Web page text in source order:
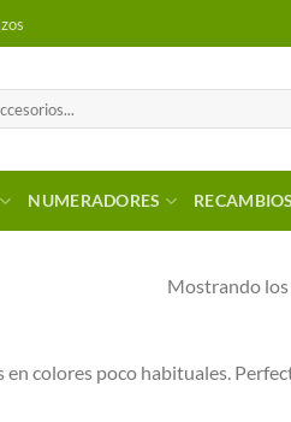
NUMERADORES RECAMBIOS
Mostrando
colores poco habituales.